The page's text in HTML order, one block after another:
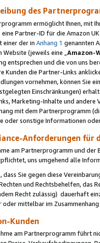
des
ermöglicht Ihnen, mit
eine Partner-ID für die Amazon
einer der in Anhang 1 genannten
(jeweils eine „ Amazon-
entsprechen und die von uns
Kunden die Partner-Links
vornehmen, können Sie
Einschränkungen)
Marketing-Inhalte und
mit dem Partnerprogramm (die
oder sonstige Informationen
Anforderungen für
am Partnerprogramm und der
uns umgehend alle
dass Sie gegen diese
und Rechtsbehelfen, das
Recht zulässig) dauerhaft
mittelbar im Zusammenhang
Kunden
am Partnerprogramm führt